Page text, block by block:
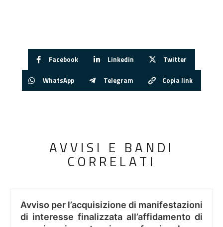
Facebook Linkedin Twitter
WhatsApp Telegram Copia link
AVVISI E BANDI
CORRELATI
Avviso per l’acquisizione di manifestazioni
di interesse finalizzata all’affidamento di